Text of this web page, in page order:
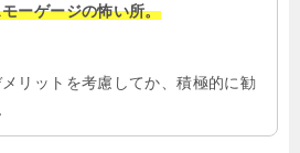
ーゲージの怖い所。
リットを考慮してか、積極的に勧